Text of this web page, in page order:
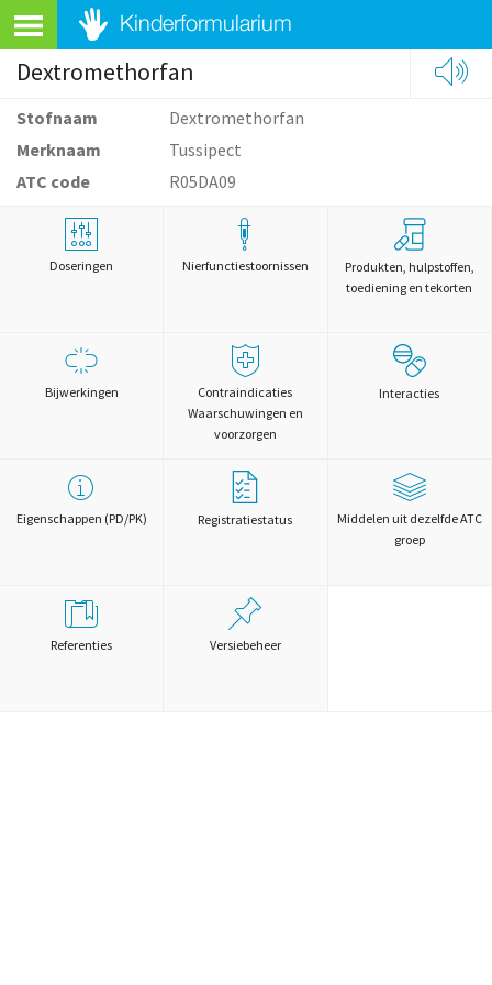
Dextromethorfan
Stofnaam
Dextromethorfan
Merknaam
Tussipect
ATC code
R05DA09
Doseringen Nierfunctiestoornissen
Produkten, hulpstoffen,
toediening en tekorten
Bijwerkingen
Contraindicaties
Waarschuwingen en
voorzorgen
Interacties
Eigenschappen (PD/PK) Registratiestatus
Middelen uit dezelfde ATC
groep
Referenties Versiebeheer